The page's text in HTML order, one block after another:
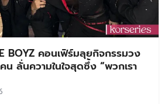
BOYZ คอนเฟิร์มลุยกิจกรรมวง
ลั่นความในใจสุดซึ้ง “พวกเรา